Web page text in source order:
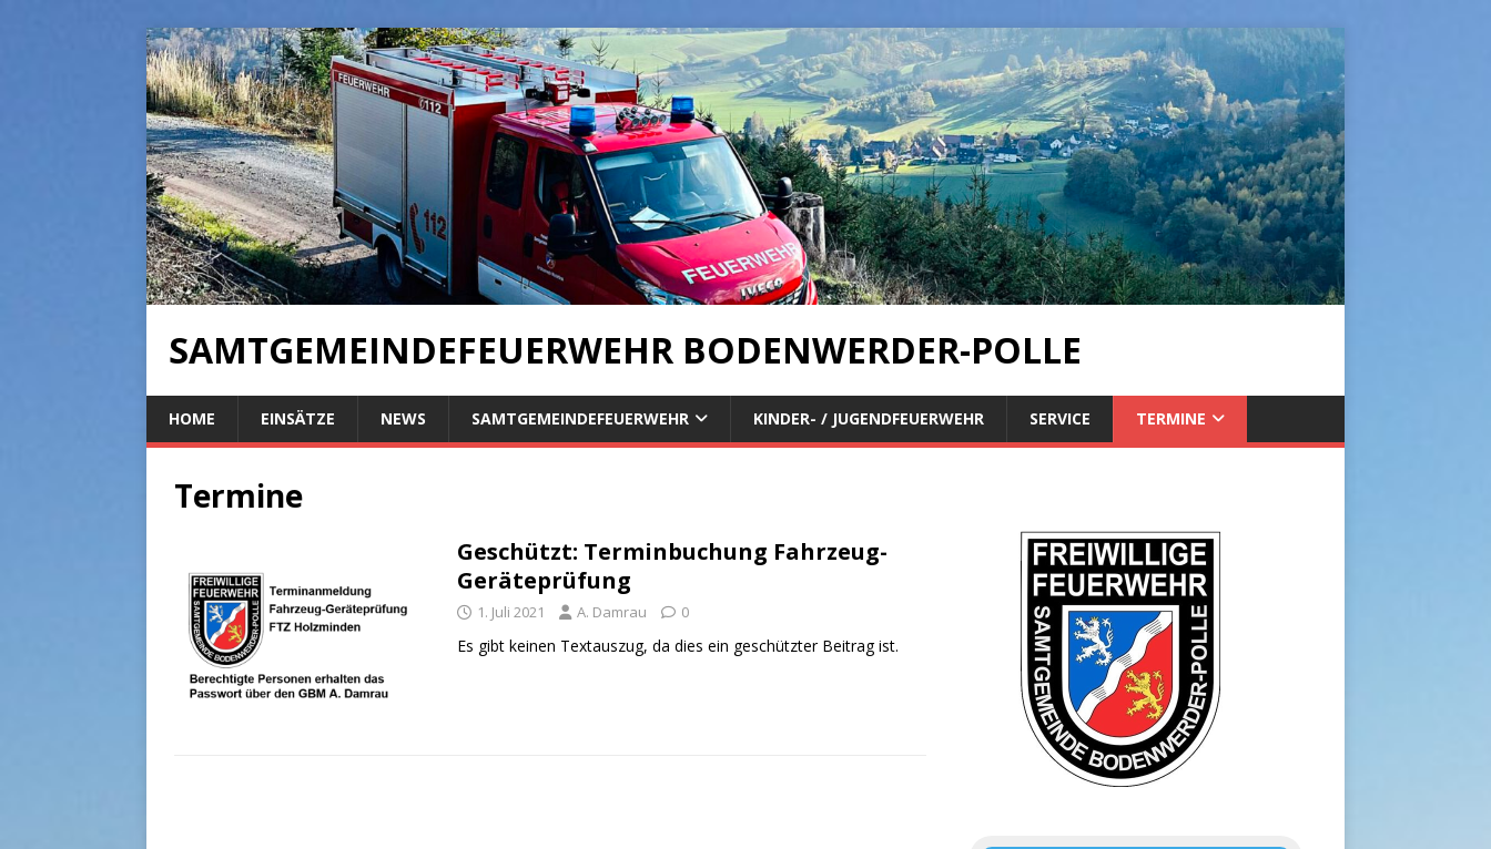
SAMTGEMEINDEFEUERWEHR BODENWERDER-POLLE
HOME EINSÄTZE NEWS SAMTGEMEINDEFEUERWEHR KINDER- / JUGENDFEUERWEHR SERVICE TERMINE
Termine
Geschützt: Terminbuchung Fahrzeug-
Geräteprüfung
1. Juli 2021 A. Damrau 0
Es gibt keinen Textauszug, da dies ein geschützter Beitrag ist.